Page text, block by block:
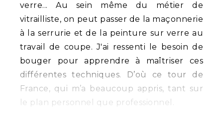
verre... Au sein même du métier de
vitrailliste, on peut passer de la maçonnerie
à la serrurie et de la peinture sur verre au
travail de coupe. J'ai ressenti le besoin de
bouger pour apprendre à maîtriser ces
différentes techniques. D’où ce tour de
France, qui m’a beaucoup appris, tant sur
le plan personnel que professionnel.